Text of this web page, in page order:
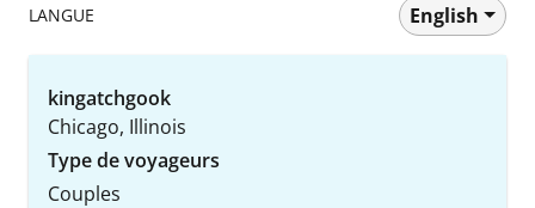
LANGUE English
kingatchgook
Chicago, Illinois
Type de voyageurs
Couples